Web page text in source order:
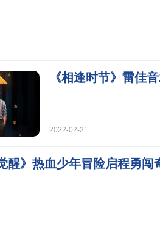
《相逢时节》雷佳
2022-02-21
醒》热血少年冒险启程勇闯